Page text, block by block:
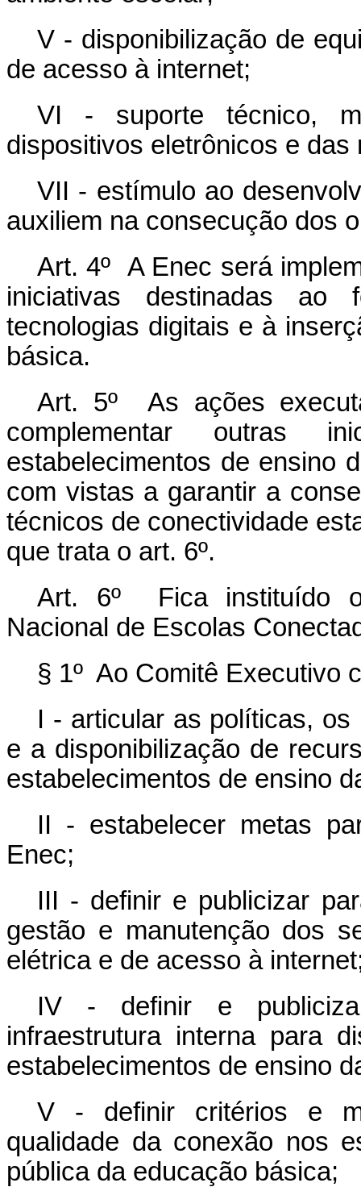
V - disponibilização de
de acesso à internet;
VI - suporte técnico,
dispositivos eletrônicos e das
VII - estímulo ao
auxiliem na consecução dos
Art. 4º A Enec será
iniciativas destinadas ao
tecnologias digitais e à
básica.
Art. 5º As ações
complementar outras
estabelecimentos de ensino
com vistas a garantir a
técnicos de conectividade
que trata o art. 6º.
Art. 6º Fica instituído o
Nacional de Escolas
§ 1º Ao Comitê Executivo
I - articular as políticas,
e a disponibilização de
estabelecimentos de ensino
II - estabelecer metas
Enec;
III - definir e publicizar
gestão e manutenção dos
elétrica e de acesso à
IV - definir e
infraestrutura interna para
estabelecimentos de ensino
V - definir critérios e
qualidade da conexão nos
pública da educação básica;